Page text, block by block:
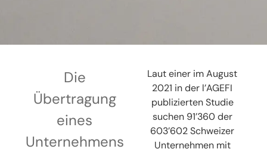
Die
Übertragung
eines
Unternehmens
Laut einer im August
2021 in der l’AGEFI
publizierten Studie
suchen 91’360 der
603’602 Schweizer
Unternehmen mit